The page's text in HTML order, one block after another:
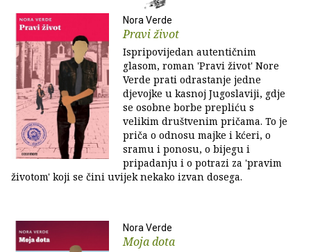
Nora Verde
Pravi život
Ispripovijedan autentičnim
glasom, roman 'Pravi život' Nore
Verde prati odrastanje jedne
djevojke u kasnoj Jugoslaviji, gdje
se osobne borbe prepliću s
velikim društvenim pričama. To je
priča o odnosu majke i kćeri, o
sramu i ponosu, o bijegu i
pripadanju i o potrazi za 'pravim
životom' koji se čini uvijek nekako izvan dosega.
Nora Verde
Moja dota